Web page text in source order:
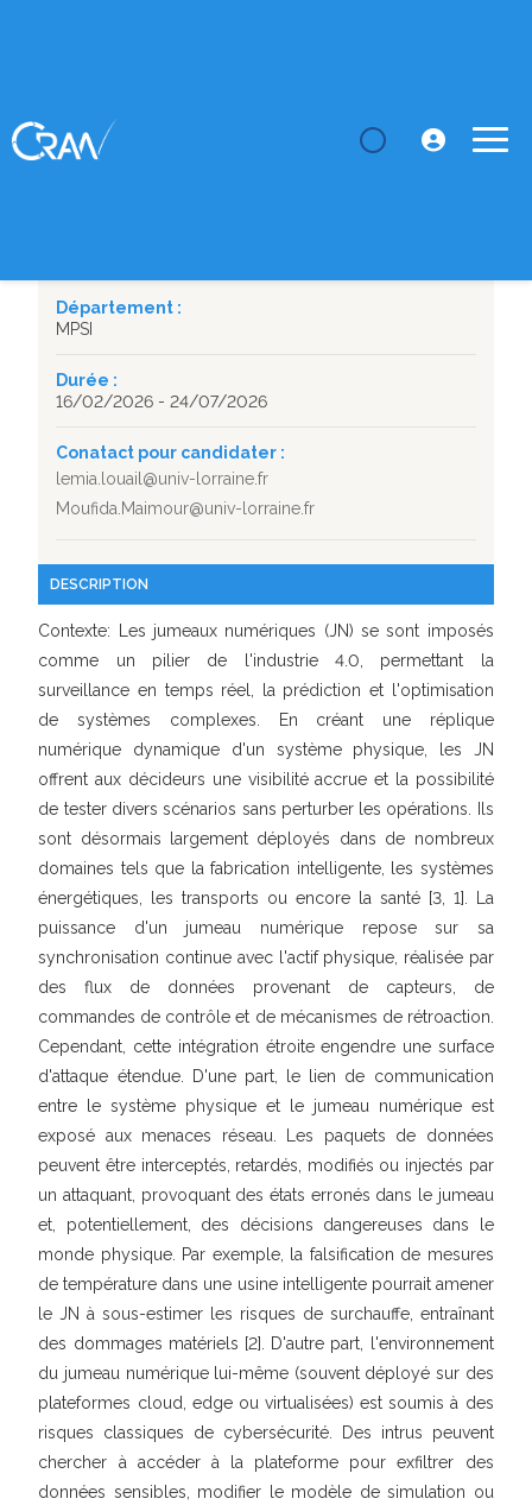
SUJET DE STAGE
Département :
MPSI
Durée :
16/02/2026 - 24/07/2026
Conatact pour candidater :
lemia.louail@univ-lorraine.fr
Moufida.Maimour@univ-lorraine.fr
DESCRIPTION
Contexte: Les jumeaux numériques (JN) se sont imposés
comme un pilier de l'industrie 4.0, permettant la
surveillance en temps réel, la prédiction et l'optimisation
de systèmes complexes. En créant une réplique
numérique dynamique d'un système physique, les JN
offrent aux décideurs une visibilité accrue et la possibilité
de tester divers scénarios sans perturber les opérations. Ils
sont désormais largement déployés dans de nombreux
domaines tels que la fabrication intelligente, les systèmes
énergétiques, les transports ou encore la santé [3, 1]. La
puissance d'un jumeau numérique repose sur sa
synchronisation continue avec l'actif physique, réalisée par
des flux de données provenant de capteurs, de
commandes de contrôle et de mécanismes de rétroaction.
Cependant, cette intégration étroite engendre une surface
d'attaque étendue. D'une part, le lien de communication
entre le système physique et le jumeau numérique est
exposé aux menaces réseau. Les paquets de données
peuvent être interceptés, retardés, modifiés ou injectés par
un attaquant, provoquant des états erronés dans le jumeau
et, potentiellement, des décisions dangereuses dans le
monde physique. Par exemple, la falsification de mesures
de température dans une usine intelligente pourrait amener
le JN à sous-estimer les risques de surchauffe, entraînant
des dommages matériels [2]. D'autre part, l'environnement
du jumeau numérique lui-même (souvent déployé sur des
plateformes cloud, edge ou virtualisées) est soumis à des
risques classiques de cybersécurité. Des intrus peuvent
chercher à accéder à la plateforme pour exfiltrer des
données sensibles, modifier le modèle de simulation ou